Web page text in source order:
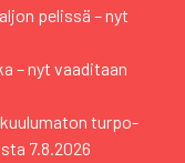
pelissä – nyt
– nyt vaaditaan
turpo-
7.8.2026